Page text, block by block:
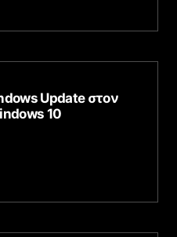
Update στον
10